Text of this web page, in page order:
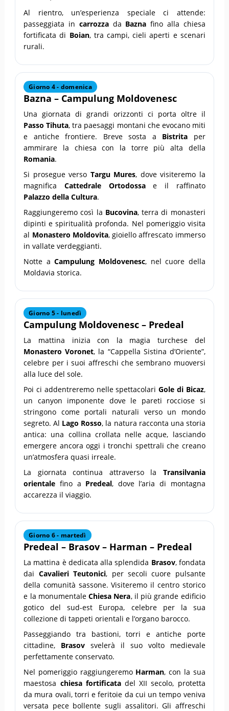
Al rientro, un’esperienza speciale ci attende:
passeggiata in carrozzada Bazna fino alla chiesa
fortificata di Boian, tra campi, cieli aperti e scenari
rurali.
Giorno 4 - domenica
Bazna – Campulung Moldovenesc
Una giornata di grandi orizzonti ci porta oltre il
Passo Tihuta, tra paesaggi montani che evocano miti
e antiche frontiere. Breve sosta a Bistrita per
ammirare la chiesa con la torre più alta della
Romania.
Si prosegue verso Targu Mures, dove visiteremo la
magnifica Cattedrale Ortodossae il raffinato
Palazzo della Cultura.
Raggiungeremo così la Bucovina, terra di monasteri
dipinti e spiritualità profonda. Nel pomeriggio visita
al Monastero Moldovita, gioiello affrescato immerso
in vallate verdeggianti.
Notte aCampulung Moldovenesc, nel cuore della
Moldavia storica.
Giorno 5 - lunedì
Campulung Moldovenesc – Predeal
La mattina inizia con la magia turchese del
Monastero Voronet, la “Cappella Sistina d’Oriente”,
celebre per i suoi affreschi che sembrano muoversi
alla luce del sole.
Poi ci addentreremo nelle spettacolariGole di Bicaz,
un canyon imponente dove le pareti rocciose si
stringono come portali naturali verso un mondo
segreto. Al Lago Rosso, la natura racconta una storia
antica: una collina crollata nelle acque, lasciando
emergere ancora oggi i tronchi spettrali che creano
un’atmosfera quasi irreale.
La giornata continua attraverso la Transilvania
orientale fino a Predeal, dove l’aria di montagna
accarezza il viaggio.
Giorno 6 - martedì
Predeal – Brasov – Harman – Predeal
La mattina è dedicata alla splendida Brasov, fondata
dai Cavalieri Teutonici, per secoli cuore pulsante
della comunità sassone. Visiteremo il centro storico
e la monumentaleChiesa Nera, il più grande edificio
gotico del sud-est Europa, celebre per la sua
collezione di tappeti orientali e l’organo barocco.
Passeggiando tra bastioni, torri e antiche porte
cittadine, Brasov svelerà il suo volto medievale
perfettamente conservato.
Nel pomeriggio raggiungeremo Harman, con la sua
maestosa chiesa fortificatadel XII secolo, protetta
da mura ovali, torri e feritoie da cui un tempo veniva
versata pece bollente sugli assalitori. Gli affreschi